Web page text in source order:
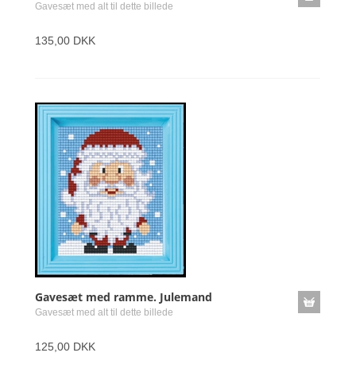
Gavesæt med alt til dette billede
135,00 DKK
Gavesæt med ramme. Julemand
Gavesæt med alt til dette billede
125,00 DKK